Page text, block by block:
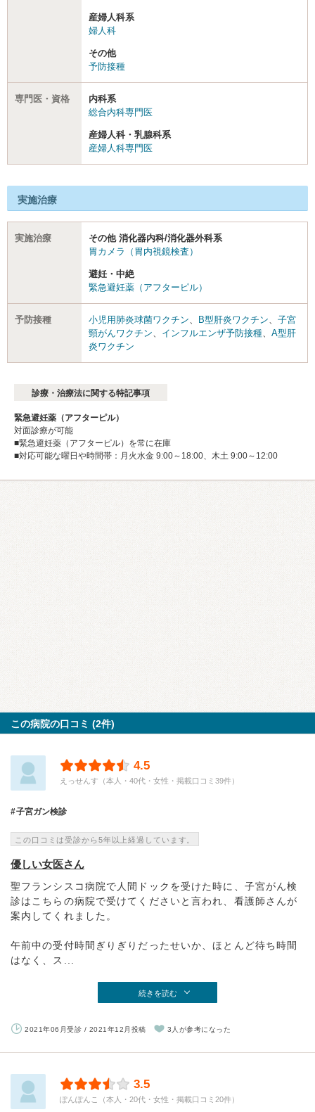
産婦人科系
婦人科
その他
予防接種
専門医・資格
内科系
総合内科専門医
産婦人科・乳腺科系
産婦人科専門医
実施治療
実施治療
その他 消化器内科/消化器外科系
胃カメラ（胃内視鏡検査）
避妊・中絶
緊急避妊薬（アフターピル）
予防接種 小児用肺炎球菌ワクチン B型肝炎ワクチン
子宮
頸がんワクチン
インフルエンザ予防接種
A型肝
炎ワクチン
診療・治療法に関する特記事項
緊急避妊薬（アフターピル）
対面診療が可能
■緊急避妊薬（アフターピル）を常に在庫
■対応可能な曜日や時間帯：月火水金 9:00～18:00、木土 9:00～12:00
この病院の口コミ (2件)
4.5
えっせんす（本人・40代・女性・掲載口コミ39件）
子宮ガン検診
この口コミは受診から5年以上経過しています。
優しい女医さん
聖フランシスコ病院で人間ドックを受けた時に、子宮がん検
診はこちらの病院で受けてくださいと言われ、看護師さんが
案内してくれました。
午前中の受付時間ぎりぎりだったせいか、ほとんど待ち時間
はなく、ス...
続きを読む
2021年06月受診 / 2021年12月投稿 3人が参考になった
3.5
ぽんぽんこ（本人・20代・女性・掲載口コミ20件）